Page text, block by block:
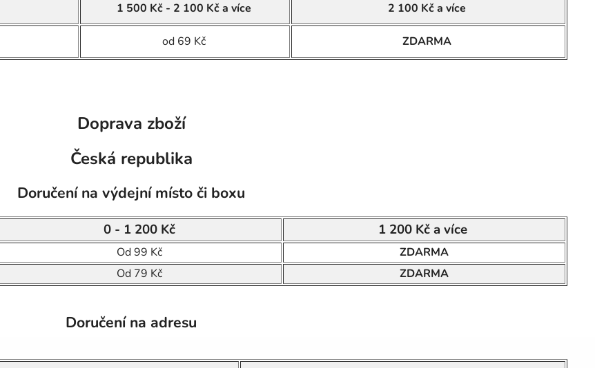
1 500 Kč - 2 100 Kč a více 2 100 Kč a více
od 69 Kč ZDARMA
Doprava zboží
Česká republika
Doručení na výdejní místo či boxu
0 - 1 200 Kč 1 200 Kč a více
Od 99 Kč
ZDARMA
Od 79 Kč ZDARMA
Doručení na adresu